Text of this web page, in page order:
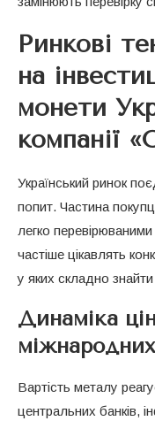
Ринкові
на
монети
компанії
Український ринок
попит. Частина
легко
частіше цікавлять
у яких складно
Динаміка
Вартість металу
центральних банків,